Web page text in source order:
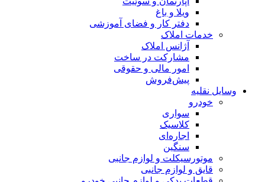
ویلا و باغ
دفتر کار و فضای آموزشی
خدمات املاک
آژانس املاک
مشارکت در ساخت
امور مالی و حقوقی
پیش‌فروش
وسایل نقلیه
خودرو
سواری
کلاسیک
اجاره‌ای
سنگین
موتورسیکلت و لوازم جانبی
قایق و لوازم جانبی